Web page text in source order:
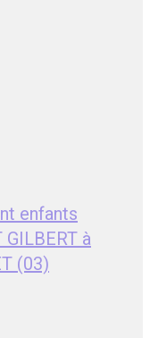
enfants
à
(03)